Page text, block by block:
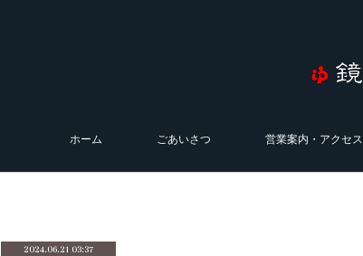
ホーム ごあいさつ 営業案内・アクセス
2024.06.21 03:37